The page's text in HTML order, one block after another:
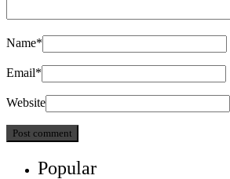
Name*
Email*
Website
Popular